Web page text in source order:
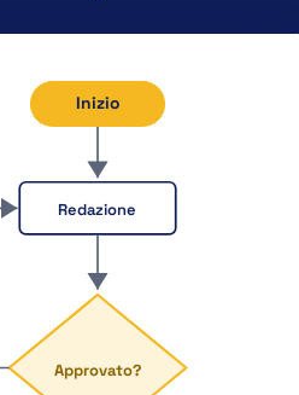
Inizio
Redazione
Approvato?